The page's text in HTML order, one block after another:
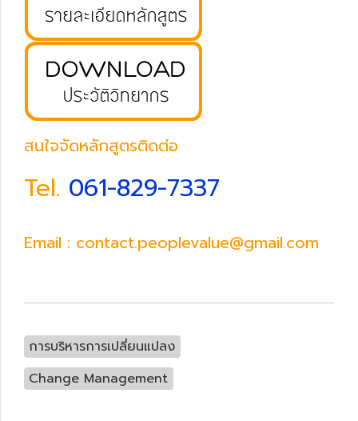
สนใจจัดหลักสูตรติดต่อ
Tel. 061-829-7337
Email : contact.peoplevalue@gmail.com
การบริหารการเปลี่ยนแปลง
Change Management